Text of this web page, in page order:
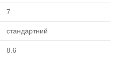
7
стандартний
8.6